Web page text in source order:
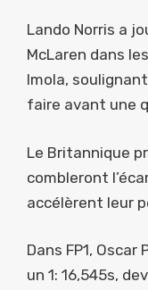
Lando Norris a
McLaren dans
Imola,
faire avant une
Le Britannique
combleront
accélèrent leur
Dans FP1,
un 1: 16,545s,